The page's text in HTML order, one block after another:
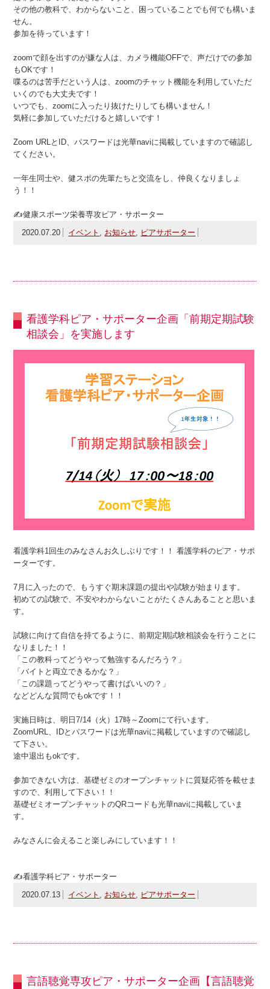
その他の教科で、わからないこと、困っていることでも何でも構いま
せん。
参加を待っています！
zoomで顔を出すのが嫌な人は、カメラ機能OFFで、声だけでの参加
もOKです！
喋るのは苦手だという人は、zoomのチャット機能を利用していただ
いくのでも大丈夫です！
いつでも、zoomに入ったり抜けたりしても構いません！
気軽に参加していただけると嬉しいです！
Zoom URLとID、パスワードは光華naviに掲載していますので確認し
てください。
一年生同士や、健スポの先輩たちと交流をし、仲良くなりましょ
う！！
✍健康スポーツ栄養専攻ピア・サポーター
2020.07.20
イベント , お知らせ, ピアサポーター
看護学科ピア・サポーター企画「前期定期試験
相談会」を実施します
看護学科1回生のみなさんお久しぶりです！！ 看護学科のピア・サポ
ーターです。
7月に入ったので、もうすぐ期末課題の提出や試験が始まります。
初めての試験で、不安やわからないことがたくさんあることと思いま
す。
試験に向けて自信を持てるように、前期定期試験相談会を行うことに
なりました！！
「この教科ってどうやって勉強するんだろう？」
「バイトと両立できるかな？」
「この課題ってどうやって書けばいいの？」
などどんな質問でもokです！！
実施日時は、明日7/14（火）17時～Zoomにて行います。
ZoomURL、IDとパスワードは光華naviに掲載していますので確認し
て下さい。
途中退出もokです。
参加できない方は、基礎ゼミのオープンチャットに質疑応答を載せま
すので、利用して下さい！！
基礎ゼミオープンチャットのQRコードも光華naviに掲載していま
す。
みなさんに会えること楽しみにしています！！
✍看護学科ピア・サポーター
2020.07.13
イベント , お知らせ, ピアサポーター
言語聴覚専攻ピア・サポーター企画【言語聴覚